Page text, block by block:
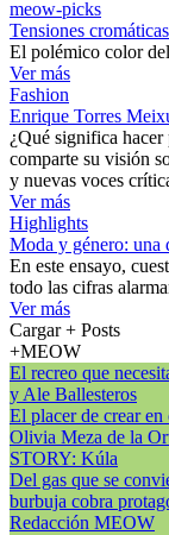
meow-picks
Tensiones
El polémico color
Ver más
Fashion
Enrique Torres
¿Qué significa
comparte su visión
y nuevas voces
Ver más
Highlights
Moda y género: una
En este ensayo,
todo las cifras
Ver más
Cargar + Posts
+MEOW
El recreo que
y Ale Ballesteros
El placer de crear en
Olivia Meza de la
STORY: Kúla
Del gas que se
burbuja cobra
Redacción MEOW